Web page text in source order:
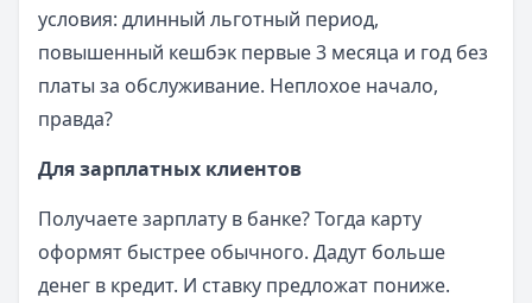
условия: длинный льготный период,
повышенный кешбэк первые 3 месяца и год без
платы за обслуживание. Неплохое начало,
правда?
Для зарплатных клиентов
Получаете зарплату в банке? Тогда карту
оформят быстрее обычного. Дадут больше
денег в кредит. И ставку предложат пониже.